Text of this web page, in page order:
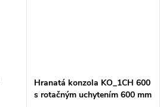
Hranatá konzola KO_1CH 600
s rotačným uchytením 600 mm